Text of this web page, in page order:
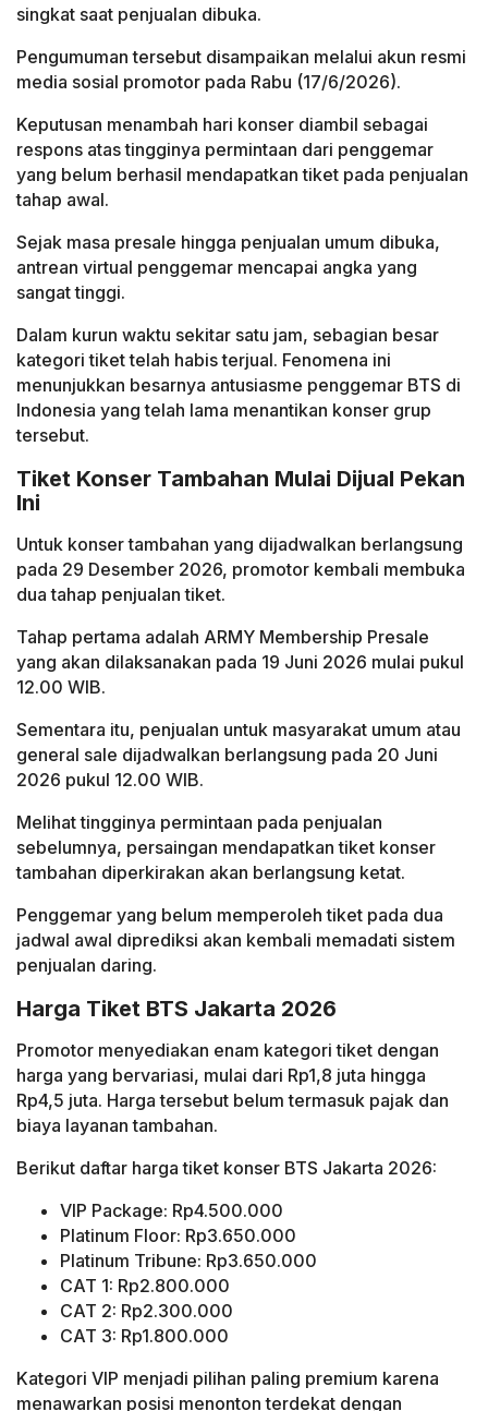
singkat saat penjualan dibuka.
Pengumuman tersebut disampaikan melalui akun resmi
media sosial promotor pada Rabu (17/6/2026).
Keputusan menambah hari konser diambil sebagai
respons atas tingginya permintaan dari penggemar
yang belum berhasil mendapatkan tiket pada penjualan
tahap awal.
Sejak masa presale hingga penjualan umum dibuka,
antrean virtual penggemar mencapai angka yang
sangat tinggi.
Dalam kurun waktu sekitar satu jam, sebagian besar
kategori tiket telah habis terjual. Fenomena ini
menunjukkan besarnya antusiasme penggemar BTS di
Indonesia yang telah lama menantikan konser grup
tersebut.
Tiket Konser Tambahan Mulai Dijual Pekan
Ini
Untuk konser tambahan yang dijadwalkan berlangsung
pada 29 Desember 2026, promotor kembali membuka
dua tahap penjualan tiket.
Tahap pertama adalah ARMY Membership Presale
yang akan dilaksanakan pada 19 Juni 2026 mulai pukul
12.00 WIB.
Sementara itu, penjualan untuk masyarakat umum atau
general sale dijadwalkan berlangsung pada 20 Juni
2026 pukul 12.00 WIB.
Melihat tingginya permintaan pada penjualan
sebelumnya, persaingan mendapatkan tiket konser
tambahan diperkirakan akan berlangsung ketat.
Penggemar yang belum memperoleh tiket pada dua
jadwal awal diprediksi akan kembali memadati sistem
penjualan daring.
Harga Tiket BTS Jakarta 2026
Promotor menyediakan enam kategori tiket dengan
harga yang bervariasi, mulai dari Rp1,8 juta hingga
Rp4,5 juta. Harga tersebut belum termasuk pajak dan
biaya layanan tambahan.
Berikut daftar harga tiket konser BTS Jakarta 2026:
VIP Package: Rp4.500.000
Platinum Floor: Rp3.650.000
Platinum Tribune: Rp3.650.000
CAT 1: Rp2.800.000
CAT 2: Rp2.300.000
CAT 3: Rp1.800.000
Kategori VIP menjadi pilihan paling premium karena
menawarkan posisi menonton terdekat dengan